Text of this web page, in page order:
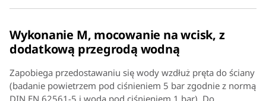
Wykonanie M, mocowanie na wcisk, z
dodatkową przegrodą wodną
Zapobiega przedostawaniu się wody wzdłuż pręta do ściany
(badanie powietrzem pod ciśnieniem 5 bar zgodnie z normą